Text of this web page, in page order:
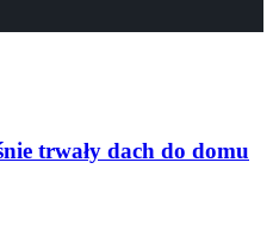
trwały dach do domu